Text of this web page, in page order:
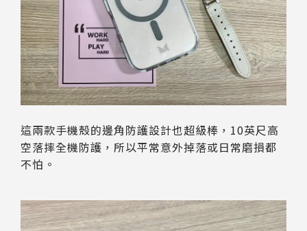
這兩款手機殼的邊角防護設計也超級棒，10英尺高
空落摔全機防護，所以平常意外掉落或日常磨損都
不怕。